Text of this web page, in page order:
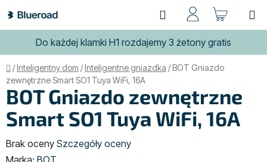
do
treści
Do każdej klamki H1 rozdajemy 3 żetony gratis
Szukaj
Home
/Inteligentny dom /Inteligentne gniazdka /BOT Gniazdo
zewnętrzne Smart SO1 Tuya WiFi, 16A
BOT Gniazdo zewnętrzne
Smart SO1 Tuya WiFi, 16A
Średnia
ocena
Brak oceny Szczegóły oceny